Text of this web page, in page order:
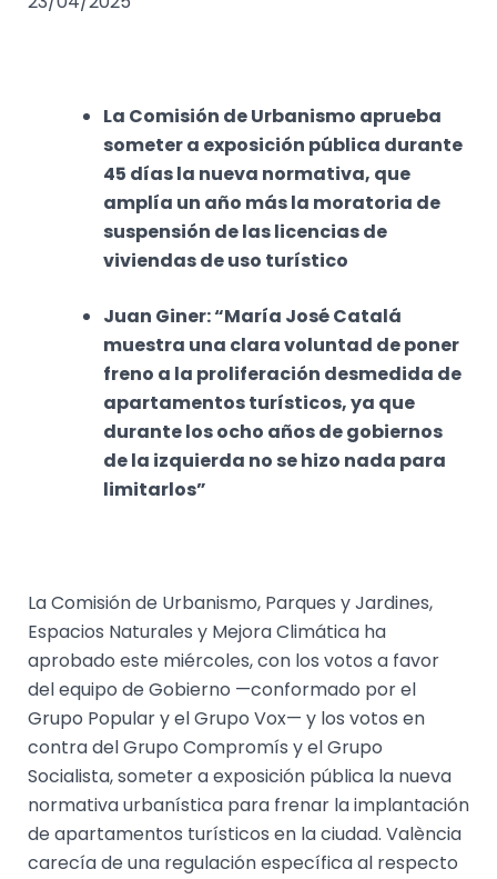
La Comisión de Urbanismo aprueba
someter a exposición pública durante
45 días la nueva normativa, que
amplía un año más la moratoria de
suspensión de las licencias de
viviendas de uso turístico
Juan Giner: “María José Catalá
muestra una clara voluntad de poner
freno a la proliferación desmedida de
apartamentos turísticos, ya que
durante los ocho años de gobiernos
de la izquierda no se hizo nada para
limitarlos”
La Comisión de Urbanismo, Parques y Jardines,
Espacios Naturales y Mejora Climática ha
aprobado este miércoles, con los votos a favor
del equipo de Gobierno —conformado por el
Grupo Popular y el Grupo Vox— y los votos en
contra del Grupo Compromís y el Grupo
Socialista, someter a exposición pública la nueva
normativa urbanística para frenar la implantación
de apartamentos turísticos en la ciudad. València
carecía de una regulación específica al respecto